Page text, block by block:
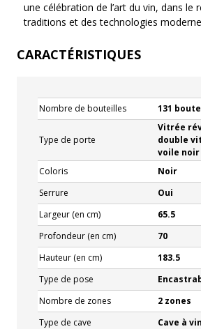
une célébration de l’art du vin, dans le
traditions et des technologies
CARACTÉRISTIQUES
Nombre de bouteilles 131
Type de porte
Vitrée
double
voile noir
Coloris
Noir
Serrure
Oui
Largeur (en cm)
65.5
Profondeur (en cm)
70
Hauteur (en cm)
183.5
Type de pose
Nombre de zones
2 zones
Type de cave
Cave à